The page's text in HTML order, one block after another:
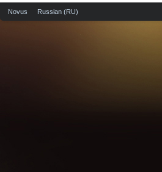
Novus Russian (RU)